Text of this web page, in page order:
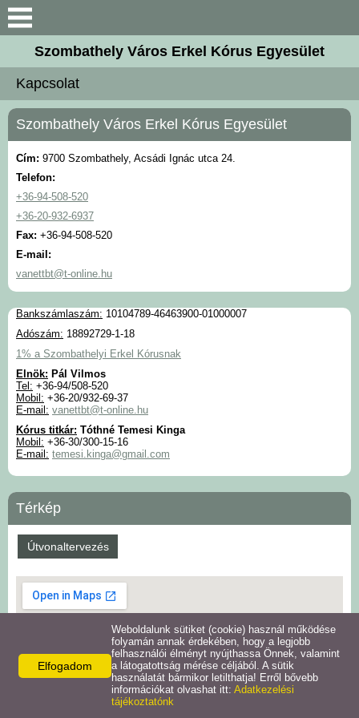
Keresés
Bemutatkozás
Hírek, aktualitások
Karnagyaink
Kórustagok
Kiadványaink
Galéria
Kapcsolat
Szombathely Város Erkel Kórus Egyesület
Kapcsolat
Szombathely Város Erkel Kórus Egyesület
Cím: 9700 Szombathely, Acsádi Ignác utca 24.
Telefon:
+36-94-508-520
+36-20-932-6937
Fax: +36-94-508-520
E-mail:
vanettbt@t-online.hu
Bankszámlaszám: 10104789-46463900-01000007
Adószám: 18892729-1-18
1% a Szombathelyi Erkel Kórusnak
Elnök: Pál Vilmos
Tel: +36-94/508-520
Mobil: +36-20/932-69-37
E-mail: vanettbt@t-online.hu
Kórus titkár: Tóthné Temesi Kinga
Mobil: +36-30/300-15-16
E-mail: temesi.kinga@gmail.com
Térkép
Útvonaltervezés
Elfogadom
Weboldalunk sütiket (cookie) használ működése
folyamán annak érdekében, hogy a legjobb
felhasználói élményt nyújthassa Önnek, valamint
a látogatottság mérése céljából. A sütik
használatát bármikor letilthatja! Erről bővebb
információkat olvashat itt: Adatkezelési
tájékoztatónk